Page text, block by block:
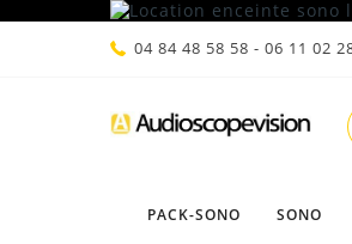
04 84 48 58 58 - 06 11 02
PACK-SONO SONO